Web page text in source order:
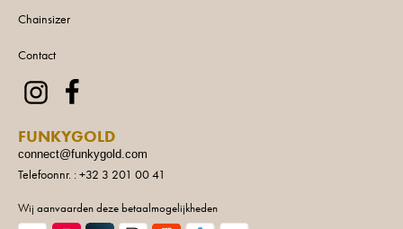
Chainsizer
Contact
FUNKYGOLD
connect@funkygold.com
Telefoonnr. : +32 3 201 00 41
Wij aanvaarden deze betaalmogelijkheden